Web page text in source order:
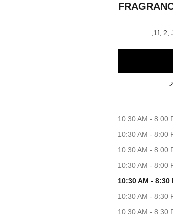
1f, 2,
Lotte Gwangbok CHANEL Fragrance & Beauty
10:30 AM - 8:00
10:30 AM - 8:00
10:30 AM - 8:00
10:30 AM - 8:00
10:30 AM - 8:30
10:30 AM - 8:30
10:30 AM - 8:30